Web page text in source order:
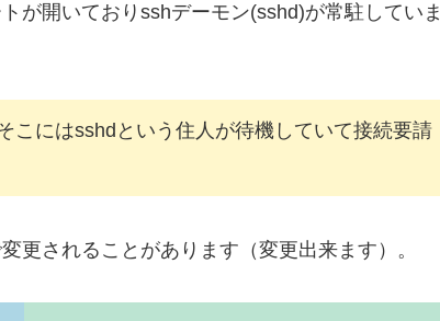
が開いておりsshデーモン(sshd)が常駐していま
こにはsshdという住人が待機していて接続要請
更されることがあります（変更出来ます）。